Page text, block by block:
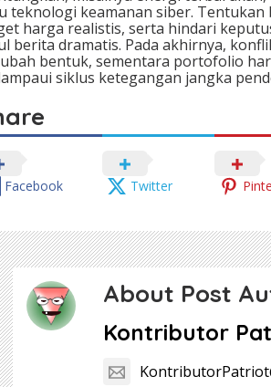
teknologi keamanan siber. Tentukan
harga realistis, serta hindari
berita dramatis. Pada akhirnya,
bentuk, sementara portofolio
siklus ketegangan jangka
Facebook Twitter
About Post
Kontributor